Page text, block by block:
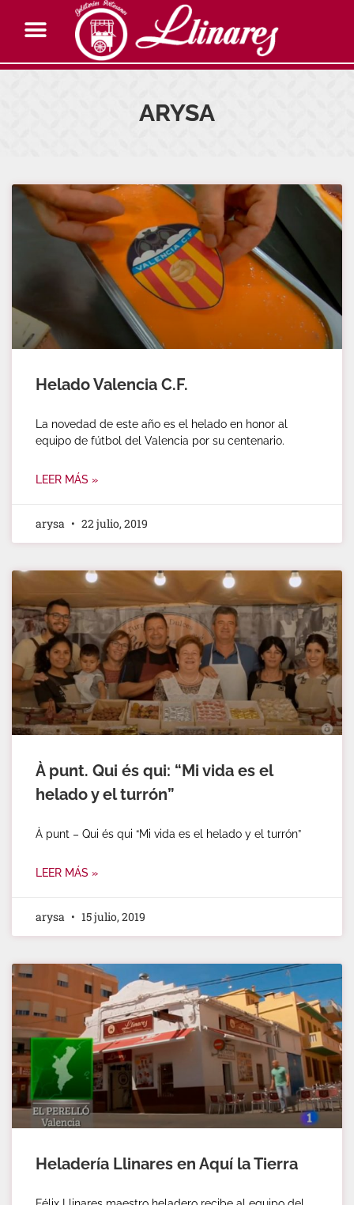
ARYSA
Helado Valencia C.F.
La novedad de este año es el helado en honor al
equipo de fútbol del Valencia por su centenario.
LEER MÁS »
arysa 22 julio, 2019
À punt. Qui és qui: “Mi vida es el
helado y el turrón”
À punt – Qui és qui “Mi vida es el helado y el turrón”
LEER MÁS »
arysa 15 julio, 2019
Heladería Llinares en Aquí la Tierra